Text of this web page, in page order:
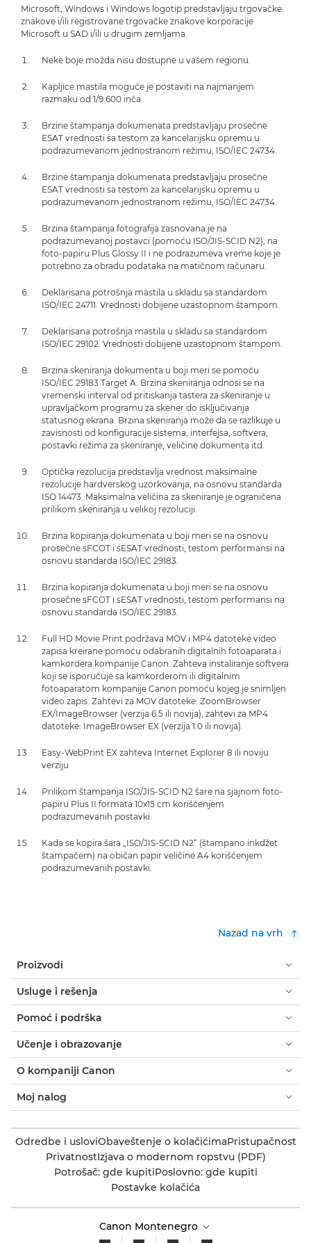
Microsoft, Windows i Windows logotip predstavljaju trgovačke
znakove i/ili registrovane trgovačke znakove korporacije
Microsoft u SAD i/ili u drugim zemljama.
Neke boje možda nisu dostupne u vašem regionu.
Kapljice mastila moguće je postaviti na najmanjem
razmaku od 1/9.600 inča
Brzine štampanja dokumenata predstavljaju prosečne
ESAT vrednosti sa testom za kancelarijsku opremu u
podrazumevanom jednostranom režimu, ISO/IEC 24734.
Brzine štampanja dokumenata predstavljaju prosečne
ESAT vrednosti sa testom za kancelarijsku opremu u
podrazumevanom jednostranom režimu, ISO/IEC 24734.
Brzina štampanja fotografija zasnovana je na
podrazumevanoj postavci (pomoću ISO/JIS-SCID N2), na
foto-papiru Plus Glossy II i ne podrazumeva vreme koje je
potrebno za obradu podataka na matičnom računaru.
Deklarisana potrošnja mastila u skladu sa standardom
ISO/IEC 24711. Vrednosti dobijene uzastopnom štampom.
Deklarisana potrošnja mastila u skladu sa standardom
ISO/IEC 29102. Vrednosti dobijene uzastopnom štampom.
Brzina skeniranja dokumenta u boji meri se pomoću
ISO/IEC 29183 Target A. Brzina skeniranja odnosi se na
vremenski interval od pritiskanja tastera za skeniranje u
upravljačkom programu za skener do isključivanja
statusnog ekrana. Brzina skeniranja može da se razlikuje u
zavisnosti od konfiguracije sistema, interfejsa, softvera,
postavki režima za skeniranje, veličine dokumenta itd.
Optička rezolucija predstavlja vrednost maksimalne
rezolucije hardverskog uzorkovanja, na osnovu standarda
ISO 14473. Maksimalna veličina za skeniranje je ograničena
prilikom skeniranja u velikoj rezoluciji.
Brzina kopiranja dokumenata u boji meri se na osnovu
prosečne sFCOT i sESAT vrednosti, testom performansi na
osnovu standarda ISO/IEC 29183.
Brzina kopiranja dokumenata u boji meri se na osnovu
prosečne sFCOT i sESAT vrednosti, testom performansi na
osnovu standarda ISO/IEC 29183.
Full HD Movie Print podržava MOV i MP4 datoteke video
zapisa kreirane pomoću odabranih digitalnih fotoaparata i
kamkordera kompanije Canon. Zahteva instaliranje softvera
koji se isporučuje sa kamkorderom ili digitalnim
fotoaparatom kompanije Canon pomoću kojeg je snimljen
video zapis. Zahtevi za MOV datoteke: ZoomBrowser
EX/ImageBrowser (verzija 6.5 ili novija), zahtevi za MP4
datoteke: ImageBrowser EX (verzija 1.0 ili novija).
Easy-WebPrint EX zahteva Internet Explorer 8 ili noviju
verziju
Prilikom štampanja ISO/JIS-SCID N2 šare na sjajnom foto-
papiru Plus II formata 10x15 cm korišćenjem
podrazumevanih postavki.
Kada se kopira šara „ISO/JIS-SCID N2“ (štampano inkdžet
štampačem) na običan papir veličine A4 korišćenjem
podrazumevanih postavki.
Nazad na vrh
Proizvodi
Usluge i rešenja
Pomoć i podrška
Učenje i obrazovanje
O kompaniji Canon
Moj nalog
Odredbe i usloviObaveštenje o kolačićimaPristupačnost
PrivatnostIzjava o modernom ropstvu (PDF)
Potrošač: gde kupitiPoslovno: gde kupiti
Postavke kolačića
Canon Montenegro